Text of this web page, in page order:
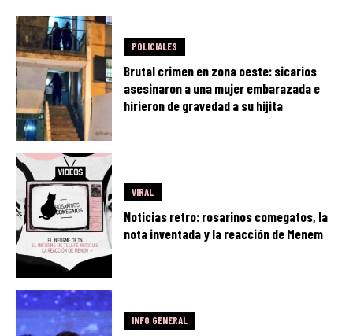
POLICIALES
Brutal crimen en zona oeste: sicarios
asesinaron a una mujer embarazada e
hirieron de gravedad a su hijita
VIRAL
Noticias retro: rosarinos comegatos, la
nota inventada y la reacción de Menem
INFO GENERAL